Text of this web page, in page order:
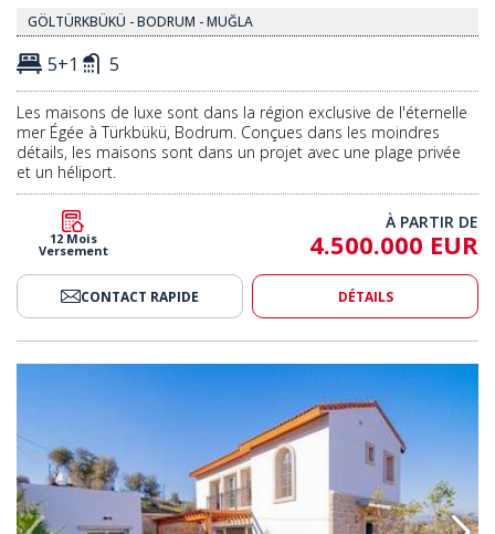
GÖLTÜRKBÜKÜ - BODRUM - MUĞLA
5+1 5
Les maisons de luxe sont dans la région exclusive de l'éternelle
mer Égée à Türkbükü, Bodrum. Conçues dans les moindres
détails, les maisons sont dans un projet avec une plage privée
et un héliport.
12 Mois
Versement
À PARTIR DE
4.500.000 EUR
CONTACT RAPIDE DÉTAILS